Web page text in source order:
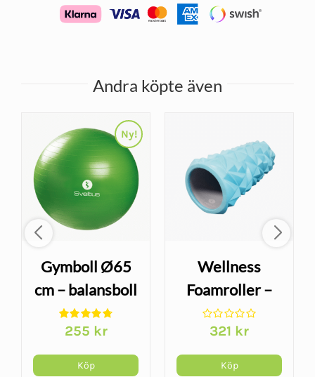
Andra köpte även
Ny!
Gymboll Ø65
cm – balansboll
för yoga och
träning, grön
255 kr
Köp
Wellness
Foamroller –
självmassage
för snabbare
återhämtning
321 kr
Köp